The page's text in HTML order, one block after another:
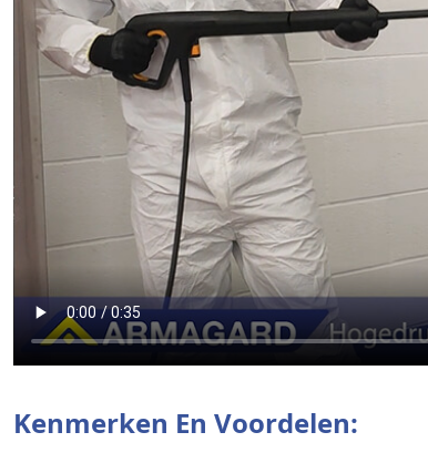
Kenmerken En Voordelen: